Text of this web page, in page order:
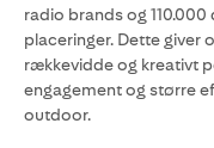
radio brands og
placeringer. Dette giver
rækkevidde og kreativt
engagement og større
outdoor.